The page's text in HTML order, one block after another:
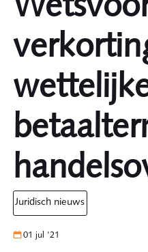
juridisch nieuws
01 jul '21